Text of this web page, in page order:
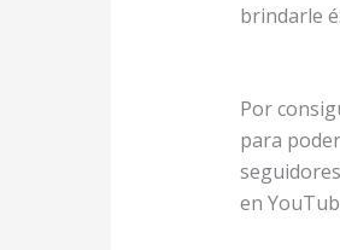
brindarle
Por
para
en